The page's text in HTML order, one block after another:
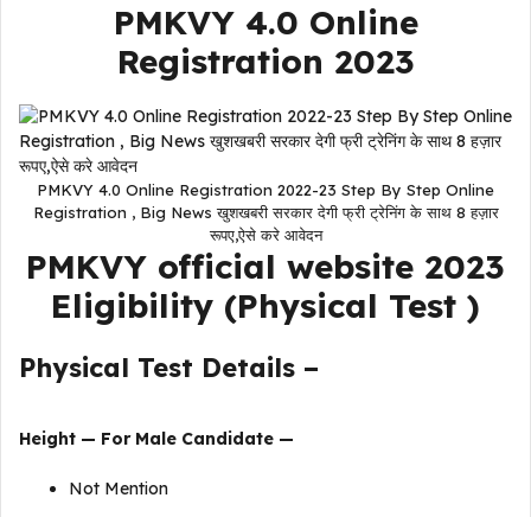
PMKVY 4.0 Online
Registration 2023
PMKVY 4.0 Online Registration 2022-23 Step By Step Online
Registration , Big News खुशखबरी सरकार देगी फ्री ट्रेनिंग के साथ 8 हज़ार
रूपए,ऐसे करे आवेदन
PMKVY official website 2023
Eligibility (Physical Test )
Physical Test Details –
Height — For Male Candidate —
Not Mention